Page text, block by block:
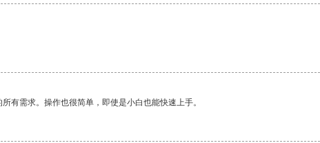
有需求。操作也很简单，即使是小白也能快速上手。